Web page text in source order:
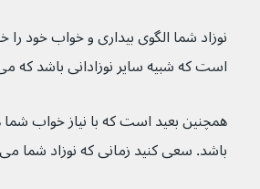
نوزاد شما الگوی بیداری و خواب خود
است که شبیه سایر نوزادانی باشد که
همچنین بعید است که با نیاز خواب
باشد. سعی کنید زمانی که نوزاد شما می‌خوابد بخوابید.